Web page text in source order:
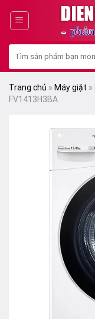
kiếm:
Trang chủ » Máy giặt »
FV1413H3BA